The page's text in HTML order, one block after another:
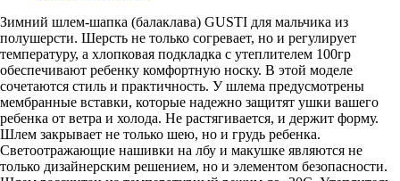
Зимний шлем-шапка (балаклава) GUSTI для мальчика из
полушерсти. Шерсть не только согревает, но и регулирует
температуру, а хлопковая подкладка с утеплителем 100гр
обеспечивают ребенку комфортную носку. В этой моделе
сочетаются стиль и практичность. У шлема предусмотрены
мембранные вставки, которые надежно защитят ушки вашего
ребенка от ветра и холода. Не растягивается, и держит форму.
Шлем закрывает не только шею, но и грудь ребенка.
Светоотражающие нашивки на лбу и макушке являются не
только дизайнерским решением, но и элементом безопасности.